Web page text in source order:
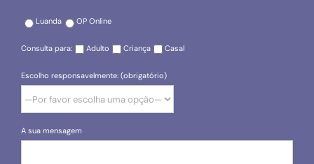
Luanda OP Online
Consulta para: Adulto Criança Casal
Escolho responsavelmente: (obrigatório)
A sua mensagem